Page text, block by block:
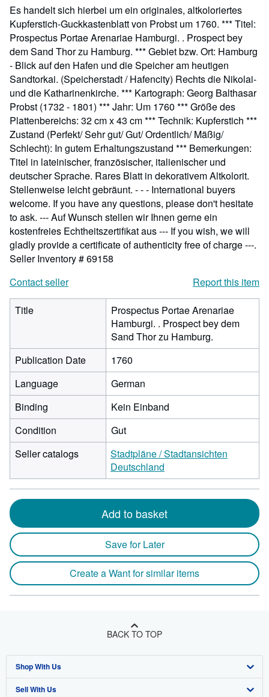
Es handelt sich hierbei um ein originales, altkoloriertes
Kupferstich-Guckkastenblatt von Probst um 1760. *** Titel:
Prospectus Portae Arenariae Hamburgi. . Prospect bey
dem Sand Thor zu Hamburg. *** Gebiet bzw. Ort: Hamburg
- Blick auf den Hafen und die Speicher am heutigen
Sandtorkai. (Speicherstadt / Hafencity) Rechts die Nikolai-
und die Katharinenkirche. *** Kartograph: Georg Balthasar
Probst (1732 - 1801) *** Jahr: Um 1760 *** Größe des
Plattenbereichs: 32 cm x 43 cm *** Technik: Kupferstich ***
Zustand (Perfekt/ Sehr gut/ Gut/ Ordentlich/ Mäßig/
Schlecht): In gutem Erhaltungszustand *** Bemerkungen:
Titel in lateinischer, französischer, italienischer und
deutscher Sprache. Rares Blatt in dekorativem Altkolorit.
Stellenweise leicht gebräunt. - - - International buyers
welcome. If you have any questions, please don't hesitate
to ask. --- Auf Wunsch stellen wir Ihnen gerne ein
kostenfreies Echtheitszertifikat aus --- If you wish, we will
gladly provide a certificate of authenticity free of charge ---.
Seller Inventory # 69158
Contact seller
Report this item
Title
Prospectus Portae Arenariae
Hamburgi. . Prospect bey dem
Sand Thor zu Hamburg.
Publication Date
1760
Language
German
Binding
Kein Einband
Condition
Gut
Seller catalogs
Stadtpläne / Stadtansichten
Deutschland
Add to basket
Save for Later
Create a Want for similar items
BACK TO TOP
Shop With Us
Advanced Search
Sell With Us